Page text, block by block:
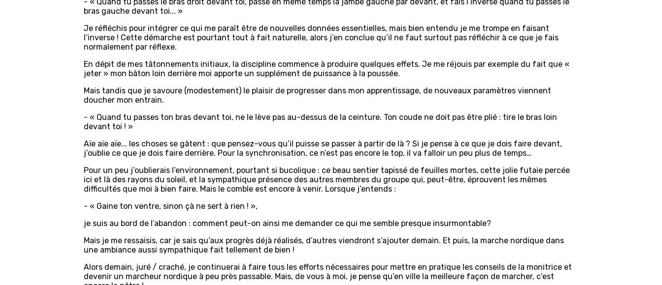
- « Quand tu passes le bras droit devant toi, passe en même temps la jambe gauche par devant, et fais l’inverse quand tu passes le
bras gauche devant toi... »
Je réfléchis pour intégrer ce qui me paraît être de nouvelles données essentielles, mais bien entendu je me trompe en faisant
l’inverse ! Cette démarche est pourtant tout à fait naturelle, alors j’en conclue qu’il ne faut surtout pas réfléchir à ce que je fais
normalement par réflexe.
En dépit de mes tâtonnements initiaux, la discipline commence à produire quelques effets. Je me réjouis par exemple du fait que «
jeter » mon bâton loin derrière moi apporte un supplément de puissance à la poussée.
Mais tandis que je savoure (modestement) le plaisir de progresser dans mon apprentissage, de nouveaux paramètres viennent
doucher mon entrain.
- « Quand tu passes ton bras devant toi, ne le lève pas au-dessus de la ceinture. Ton coude ne doit pas être plié : tire le bras loin
devant toi ! »
Aïe aïe aïe... les choses se gâtent : que pensez-vous qu’il puisse se passer à partir de là ? Si je pense à ce que je dois faire devant,
j’oublie ce que je dois faire derrière. Pour la synchronisation, ce n’est pas encore le top, il va falloir un peu plus de temps…
Pour un peu j’oublierais l’environnement, pourtant si bucolique : ce beau sentier tapissé de feuilles mortes, cette jolie futaie percée
ici et là des rayons du soleil, et la sympathique présence des autres membres du groupe qui, peut-être, éprouvent les mêmes
difficultés que moi à bien faire. Mais le comble est encore à venir. Lorsque j’entends :
- « Gaine ton ventre, sinon çà ne sert à rien ! »,
je suis au bord de l’abandon : comment peut-on ainsi me demander ce qui me semble presque insurmontable?
Mais je me ressaisis, car je sais qu’aux progrès déjà réalisés, d’autres viendront s’ajouter demain. Et puis, la marche nordique dans
une ambiance aussi sympathique fait tellement de bien !
Alors demain, juré / craché, je continuerai à faire tous les efforts nécessaires pour mettre en pratique les conseils de la monitrice et
devenir un marcheur nordique à peu près passable. Mais, de vous à moi, je pense qu’en ville la meilleure façon de marcher, c’est